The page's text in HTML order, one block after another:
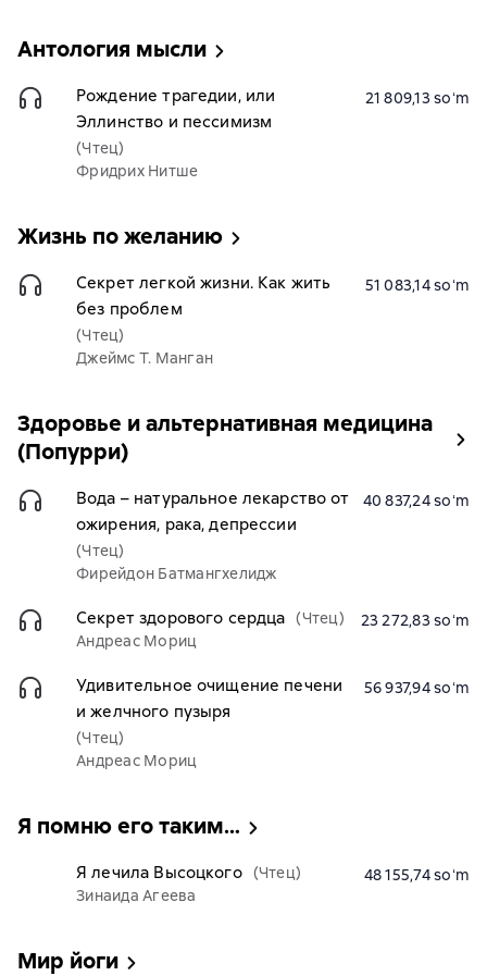
Антология мысли
Рождение трагедии, или
Эллинство и пессимизм
(Чтец)
Фридрих Нитше
21 809,13 soʻm
Жизнь по желанию
Секрет легкой жизни. Как жить
без проблем
(Чтец)
Джеймс Т. Манган
51 083,14 soʻm
Здоровье и альтернативная медицина
(Попурри)
Вода – натуральное лекарство от
ожирения, рака, депрессии
(Чтец)
Фирейдон Батмангхелидж
40 837,24 soʻm
Секрет здорового сердца (Чтец)
Андреас Мориц
23 272,83 soʻm
Удивительное очищение печени
и желчного пузыря
(Чтец)
Андреас Мориц
56 937,94 soʻm
Я помню его таким…
Я лечила Высоцкого (Чтец)
Зинаида Агеева
48 155,74 soʻm
Мир йоги